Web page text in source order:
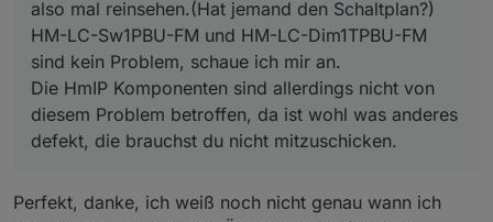
also mal reinsehen.(Hat jemand den Schaltplan?)
HM-LC-Sw1PBU-FM und HM-LC-Dim1TPBU-FM
sind kein Problem, schaue ich mir an.
Die HmIP Komponenten sind allerdings nicht von
diesem Problem betroffen, da ist wohl was anderes
defekt, die brauchst du nicht mitzuschicken.
Perfekt, danke, ich weiß noch nicht genau wann ich